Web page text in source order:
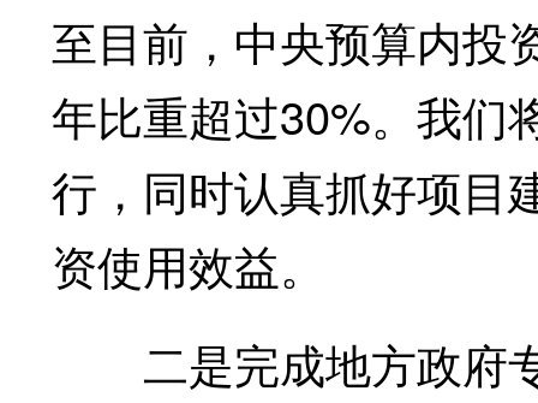
至目前，中央预算内投
年比重超过30%。我们
行，同时认真抓好项目
资使用效益。
二是完成地方政府